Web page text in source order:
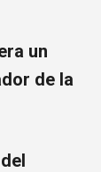
un
de la